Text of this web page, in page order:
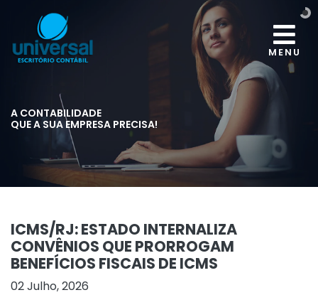
MENU
A CONTABILIDADE
QUE A SUA EMPRESA PRECISA!
ICMS/RJ: ESTADO INTERNALIZA
CONVÊNIOS QUE PRORROGAM
BENEFÍCIOS FISCAIS DE ICMS
02 Julho, 2026